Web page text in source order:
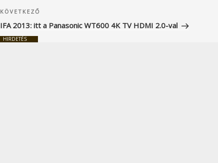
Következő
bejegyzés
KÖVETKEZŐ
IFA 2013: itt a Panasonic WT600 4K TV HDMI 2.0-val
HIRDETÉS